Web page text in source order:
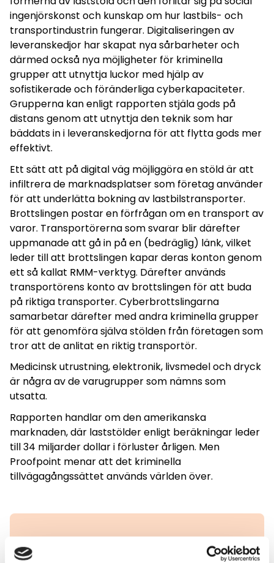
ingenjörskonst och kunskap om hur lastbils- och
transportindustrin fungerar. Digitaliseringen av
leveranskedjor har skapat nya sårbarheter och
därmed också nya möjligheter för kriminella
grupper att utnyttja luckor med hjälp av
sofistikerade och föränderliga cyberkapaciteter.
Grupperna kan enligt rapporten stjäla gods på
distans genom att utnyttja den teknik som har
bäddats in i leveranskedjorna för att flytta gods mer
effektivt.
Ett sätt att på digital väg möjliggöra en stöld är att
infiltrera de marknadsplatser som företag använder
för att underlätta bokning av lastbilstransporter.
Brottslingen postar en förfrågan om en transport av
varor. Transportörerna som svarar blir därefter
uppmanade att gå in på en (bedräglig) länk, vilket
leder till att brottslingen kapar deras konton genom
ett så kallat RMM-verktyg. Därefter används
transportörens konto av brottslingen för att buda
på riktiga transporter. Cyberbrottslingarna
samarbetar därefter med andra kriminella grupper
för att genomföra själva stölden från företagen som
tror att de anlitat en riktig transportör.
Medicinsk utrustning, elektronik, livsmedel och dryck
är några av de varugrupper som nämns som
utsatta.
Rapporten handlar om den amerikanska
marknaden, där laststölder enligt beräkningar leder
till 34 miljarder dollar i förluster årligen. Men
Proofpoint menar att det kriminella
tillvägagångssättet används världen över.